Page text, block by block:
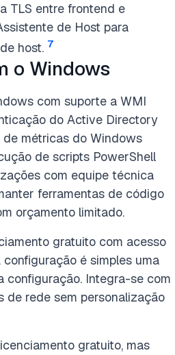
TLS entre frontend e
de Host para
host. 7
o Windows
com suporte a WMI
do Active Directory
métricas do Windows
de scripts PowerShell
com equipe técnica
ferramentas de código
orçamento limitado.
gratuito com acesso
é simples uma
configuração. Integra-se com
de rede sem personalização
gratuito, mas